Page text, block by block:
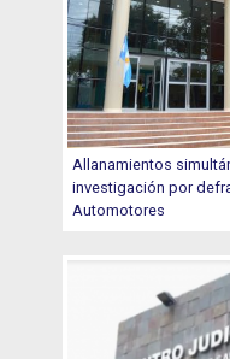
Allanamientos
investigación por
Automotores